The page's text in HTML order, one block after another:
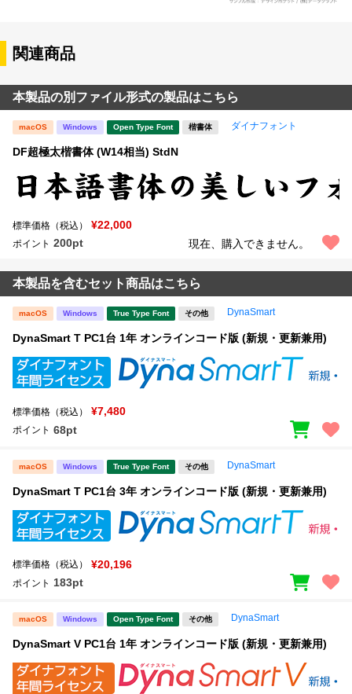
関連商品
本製品の別ファイル形式の製品はこちら
macOS Windows Open Type Font 楷書体 ダイナフォント
DF超極太楷書体 (W14相当) StdN
標準価格（税込） ¥22,000
ポイント 200pt 現在、購入できません。
本製品を含むセット商品はこちら
macOS Windows True Type Font その他 DynaSmart
DynaSmart T PC1台 1年 オンラインコード版 (新規・更新兼用)
標準価格（税込） ¥7,480
ポイント 68pt
macOS Windows True Type Font その他 DynaSmart
DynaSmart T PC1台 3年 オンラインコード版 (新規・更新兼用)
標準価格（税込） ¥20,196
ポイント 183pt
macOS Windows Open Type Font その他 DynaSmart
DynaSmart V PC1台 1年 オンラインコード版 (新規・更新兼用)